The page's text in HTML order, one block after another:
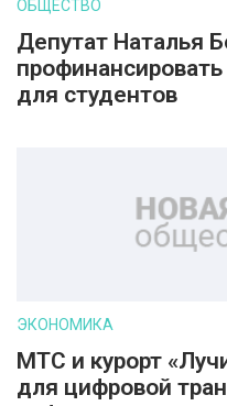
ОБЩЕСТВО
Депутат Наталья
для студентов
ЭКОНОМИКА
МТС и курорт
для цифровой